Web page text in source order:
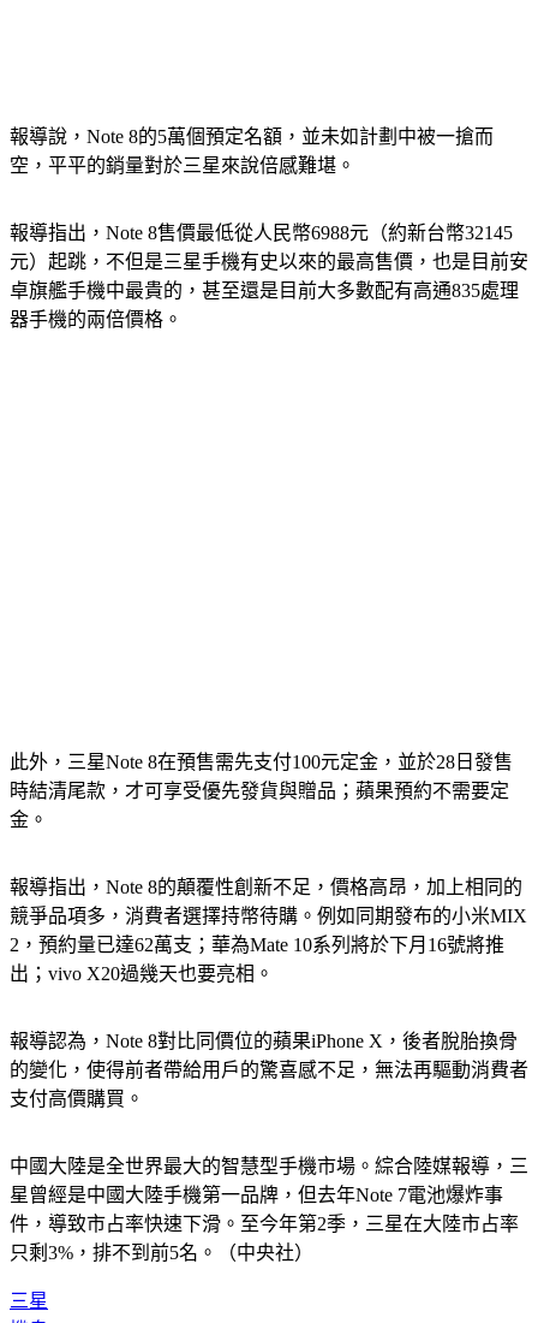
報導說，Note 8的5萬個預定名額，並未如計劃中被一搶而
空，平平的銷量對於三星來說倍感難堪。
報導指出，Note 8售價最低從人民幣6988元（約新台幣32145
元）起跳，不但是三星手機有史以來的最高售價，也是目前安
卓旗艦手機中最貴的，甚至還是目前大多數配有高通835處理
器手機的兩倍價格。
此外，三星Note 8在預售需先支付100元定金，並於28日發售
時結清尾款，才可享受優先發貨與贈品；蘋果預約不需要定
金。
報導指出，Note 8的顛覆性創新不足，價格高昂，加上相同的
競爭品項多，消費者選擇持幣待購。例如同期發布的小米MIX
2，預約量已達62萬支；華為Mate 10系列將於下月16號將推
出；vivo X20過幾天也要亮相。
報導認為，Note 8對比同價位的蘋果iPhone X，後者脫胎換骨
的變化，使得前者帶給用戶的驚喜感不足，無法再驅動消費者
支付高價購買。
中國大陸是全世界最大的智慧型手機市場。綜合陸媒報導，三
星曾經是中國大陸手機第一品牌，但去年Note 7電池爆炸事
件，導致市占率快速下滑。至今年第2季，三星在大陸市占率
只剩3%，排不到前5名。（中央社）
三星